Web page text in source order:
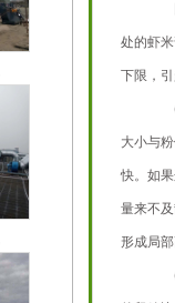
国
处的虾
下限，引
(3)
大小与
快。如
量来不
形成局
(4)